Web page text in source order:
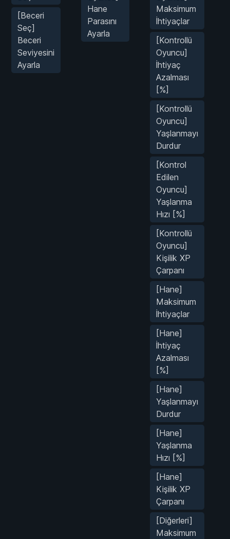
[Beceri
Seç]
Beceri
Seviyesini
Ayarla
Hane
Parasını
Ayarla
Maksimum
İhtiyaçlar
[Kontrollü
Oyuncu]
İhtiyaç
Azalması
[%]
[Kontrollü
Oyuncu]
Yaşlanmayı
Durdur
[Kontrol
Edilen
Oyuncu]
Yaşlanma
Hızı [%]
[Kontrollü
Oyuncu]
Kişilik XP
Çarpanı
[Hane]
Maksimum
İhtiyaçlar
[Hane]
İhtiyaç
Azalması
[%]
[Hane]
Yaşlanmayı
Durdur
[Hane]
Yaşlanma
Hızı [%]
[Hane]
Kişilik XP
Çarpanı
[Diğerleri]
Maksimum